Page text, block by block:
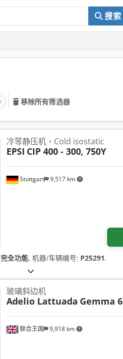
搜索
移除所有筛选器
Stuttgart 9,517 km
冷等静压机，Cold isostatic
EPSI CIP 400 - 300, 750Y
完全功能, 机器/车辆编号: P25291,
联合王国 9,918 km
玻璃斜边机
Adelio Lattuada Gemma 6